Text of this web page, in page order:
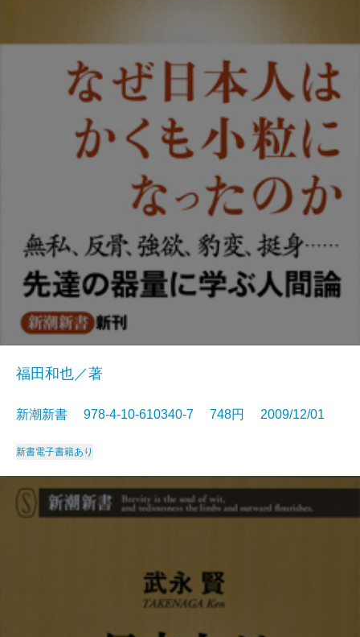
福田和也／著
新潮新書 978-4-10-610340-7 748円 2009/12/01
新書電子書籍あり